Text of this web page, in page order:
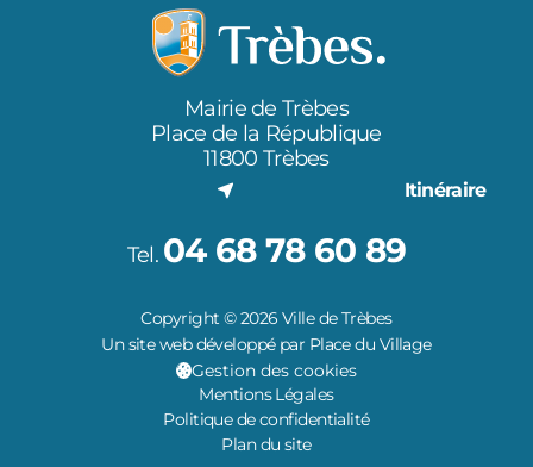
Mairie de Trèbes
Place de la République
11800 Trèbes
Itinéraire
Tel. 04 68 78 60 89
Copyright © 2026 Ville de Trèbes
Un site web développé par Place du Village
Gestion des cookies
Mentions Légales
Politique de confidentialité
Plan du site